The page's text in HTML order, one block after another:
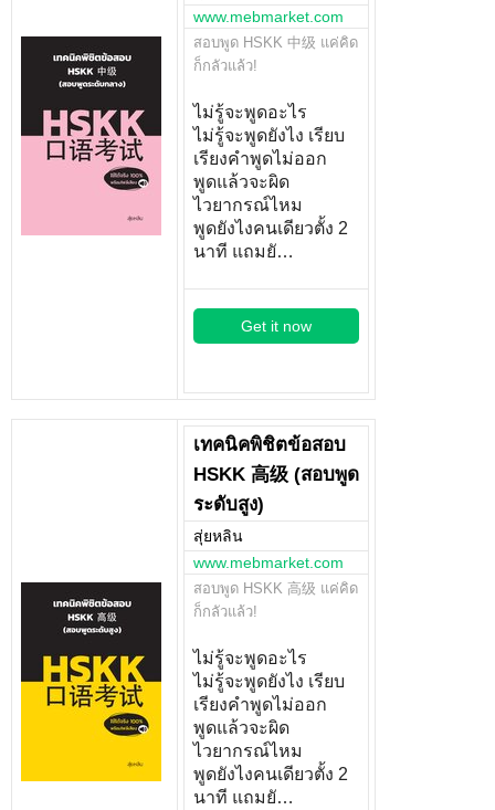
www.mebmarket.com
สอบพูด HSKK 中级 แค่คิด
ก็กลัวแล้ว!
ไม่รู้จะพูดอะไร
ไม่รู้จะพูดยังไง เรียบ
เรียงคำพูดไม่ออก
พูดแล้วจะผิด
ไวยากรณ์ไหม
พูดยังไงคนเดียวตั้ง 2
นาที แถมยั…
Get it now
เทคนิคพิชิตข้อสอบ
HSKK 高级 (สอบพูด
ระดับสูง)
สุ่ยหลิน
www.mebmarket.com
สอบพูด HSKK 高级 แค่คิด
ก็กลัวแล้ว!
ไม่รู้จะพูดอะไร
ไม่รู้จะพูดยังไง เรียบ
เรียงคำพูดไม่ออก
พูดแล้วจะผิด
ไวยากรณ์ไหม
พูดยังไงคนเดียวตั้ง 2
นาที แถมยั…